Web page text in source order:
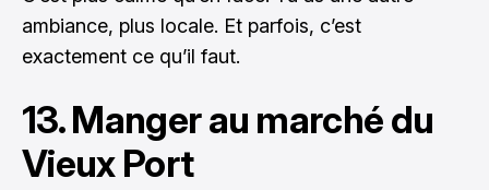
ambiance, plus locale. Et parfois, c’est
exactement ce qu’il faut.
13. Manger au marché du
Vieux Port